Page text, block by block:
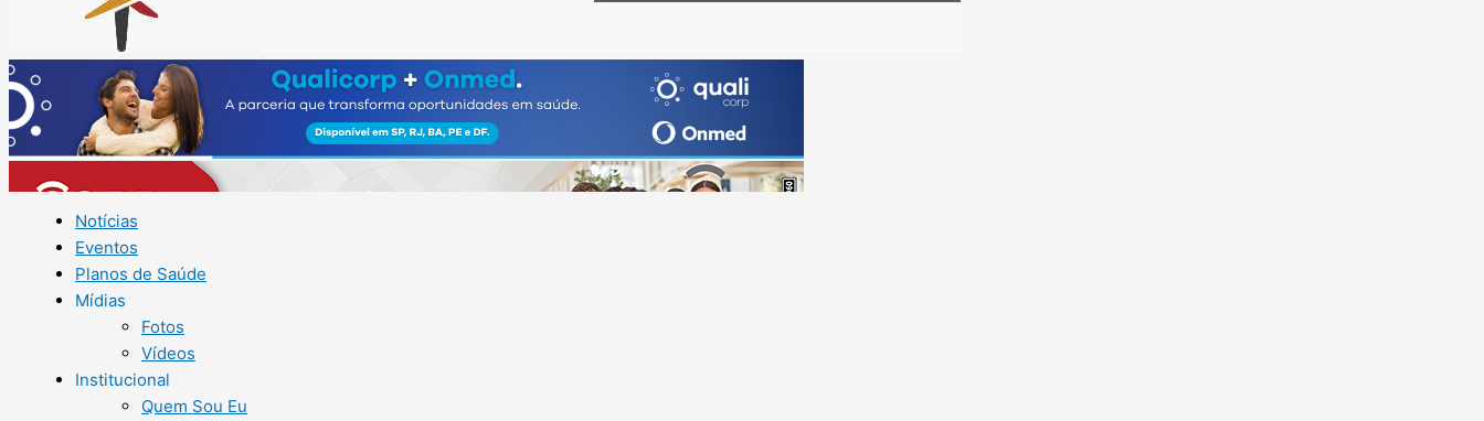
Notícias
Eventos
Planos de Saúde
Mídias
Fotos
Vídeos
Institucional
Quem Sou Eu